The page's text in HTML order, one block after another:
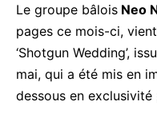
Le groupe bâlois Neo
pages ce mois-ci,
‘Shotgun Wedding’,
mai, qui a été mis en
dessous en